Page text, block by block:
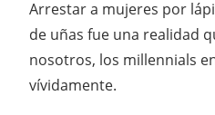
Arrestar a mujeres por
de uñas fue una realidad
nosotros, los millennials
vívidamente.